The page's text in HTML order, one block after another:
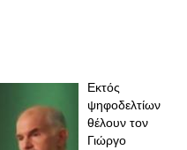
Εκτός
ψηφοδελτίων
θέλουν τον
Γιώργο